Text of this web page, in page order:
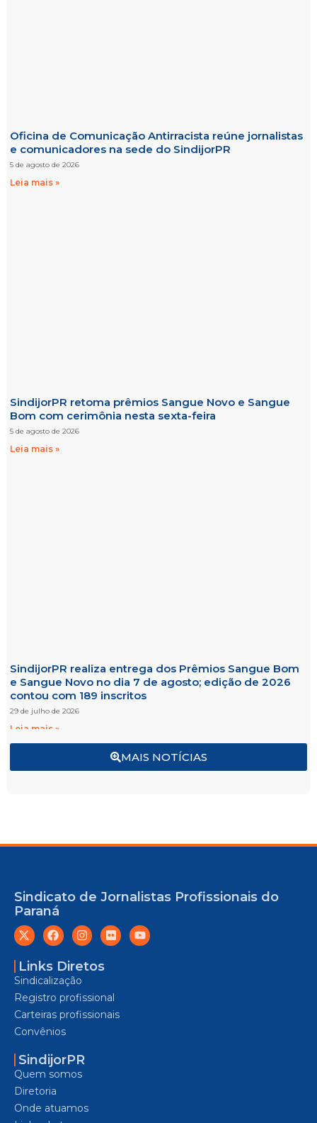
MAIS NOTÍCIAS
Oficina de Comunicação Antirracista reúne jornalistas
e comunicadores na sede do SindijorPR
5 de agosto de 2026
Leia mais »
SindijorPR retoma prêmios Sangue Novo e Sangue
Bom com cerimônia nesta sexta-feira
5 de agosto de 2026
Leia mais »
SindijorPR realiza entrega dos Prêmios Sangue Bom
e Sangue Novo no dia 7 de agosto; edição de 2026
contou com 189 inscritos
29 de julho de 2026
Leia mais »
Sindicato de Jornalistas Profissionais do
Paraná
Links Diretos
Sindicalização
Registro profissional
Carteiras profissionais
Convênios
SindijorPR
Quem somos
Diretoria
Onde atuamos